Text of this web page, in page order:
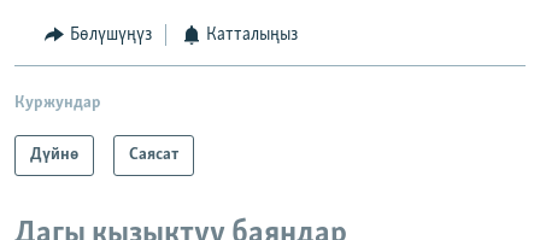
Бөлүшүңүз Катталыңыз
Куржундар
Дүйнө Саясат